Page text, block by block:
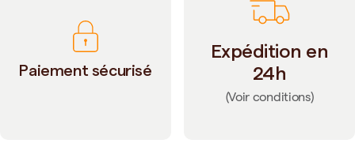
Paiement sécurisé
Expédition en
24h
(Voir conditions)